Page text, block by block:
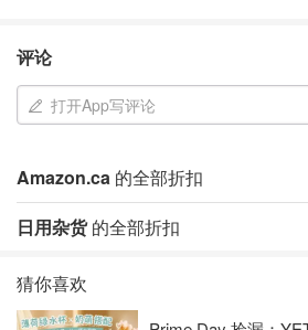
评论
打开App写评论
Amazon.ca 的全部折扣
日用杂货的全部折扣
猜你喜欢